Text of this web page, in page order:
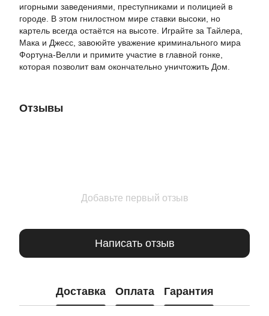
игорными заведениями, преступниками и полицией в
городе. В этом гнилостном мире ставки высоки, но
картель всегда остаётся на высоте. Играйте за Тайлера,
Мака и Джесс, завоюйте уважение криминального мира
Фортуна-Велли и примите участие в главной гонке,
которая позволит вам окончательно уничтожить Дом.
Отзывы
Добавьте первый отзыв
Написать отзыв
Доставка Оплата Гарантия